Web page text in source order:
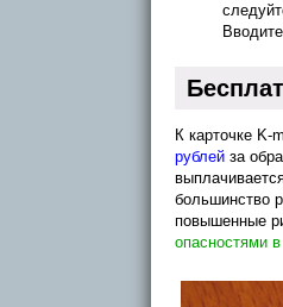
К карточке K-
рублейза
большинство
повышенные
опасностями